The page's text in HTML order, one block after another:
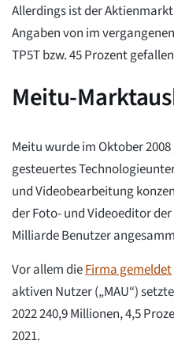
Allerdings ist der
Angaben von im
TP5T bzw. 45 Prozent gefallen
Meitu-
Meitu wurde im Oktober
gesteuertes
und Videobearbeitung
der Foto- und Videoeditor
Milliarde Benutzer
Vor allem dieFirma gemeldet
aktiven Nutzer („MAU“)
2022 240,9 Millionen, 4,5
2021.